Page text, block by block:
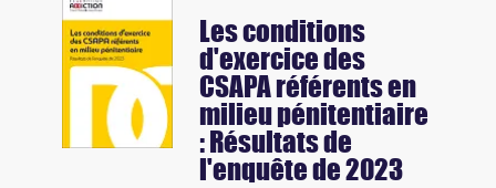
Les conditions
d'exercice des
CSAPA référents en
milieu pénitentiaire
: Résultats de
l'enquête de 2023